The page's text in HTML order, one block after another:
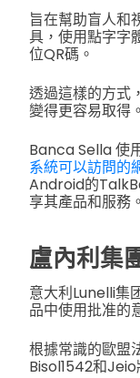
旨在幫助盲人和
具，使用點字字
位QR碼。
透過這樣的方式
變得更容易取得。
Banca Sella 使
系統可以訪問的
Android的
享其產品和服務。
盧內利集
意大利Lunelli集
品中使用批准的
根據常識的歐盟
Bisol1542和Jeio